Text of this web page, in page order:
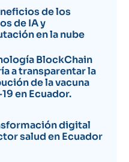
de los
de IA y
en la nube
BlockChain
a transparentar la
de la vacuna
en Ecuador.
digital
salud en Ecuador